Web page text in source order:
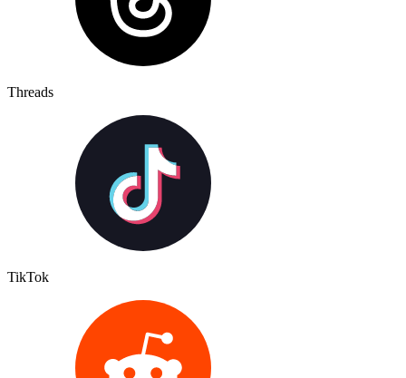
Threads
TikTok